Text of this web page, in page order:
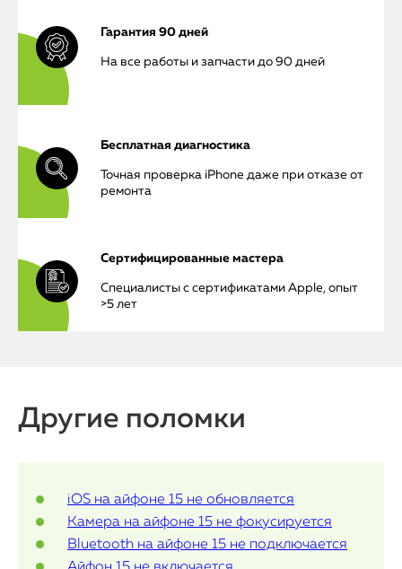
iPhone
iMac
Mac Mini
Гарантия 90 дней
На все работы и запчасти до 90 дней
Бесплатная диагностика
Точная проверка iPhone даже при отказе от
ремонта
Сертифицированные мастера
Специалисты с сертификатами Apple, опыт
>5 лет
Другие поломки
iOS на айфоне 15 не обновляется
Камера на айфоне 15 не фокусируется
Bluetooth на айфоне 15 не подключается